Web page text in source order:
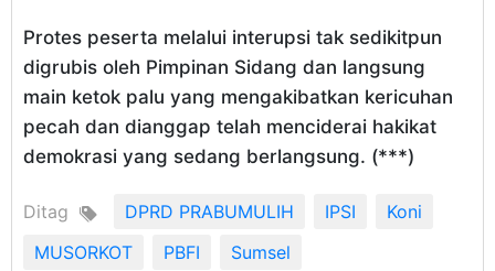
Protes peserta melalui interupsi tak sedikitpun
digrubis oleh Pimpinan Sidang dan langsung
main ketok palu yang mengakibatkan kericuhan
pecah dan dianggap telah menciderai hakikat
demokrasi yang sedang berlangsung. (***)
Ditag DPRD PRABUMULIH IPSI
Koni
MUSORKOT
PBFI Sumsel